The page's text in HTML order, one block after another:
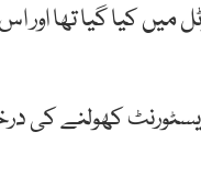
میں کیا گیا تھا اور
کھولنے کی